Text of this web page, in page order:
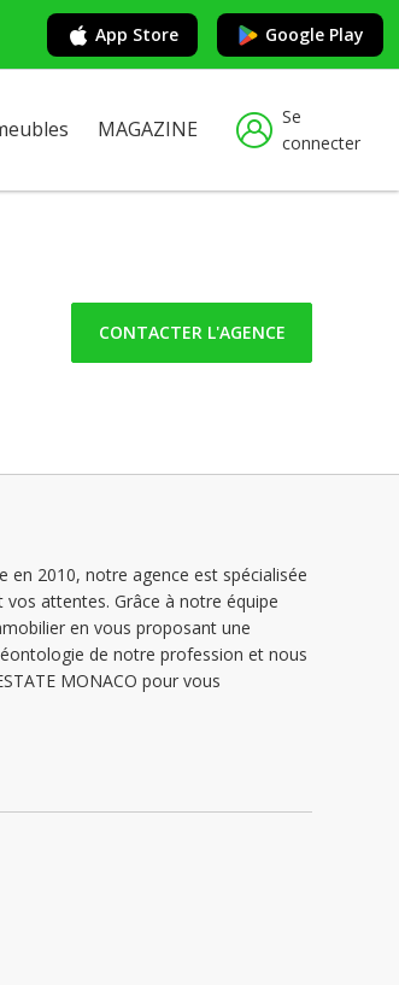
App Store Google Play
MAGAZINE
Se
connecter
CONTACTER L'AGENCE
en 2010, notre agence est spécialisée
attentes. Grâce à notre équipe
en vous proposant une
de notre profession et nous
MONACO pour vous